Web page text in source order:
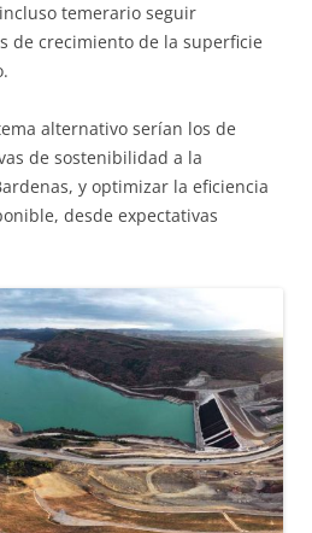
temerario seguir
de crecimiento de la superficie
alternativo serían los de
de sostenibilidad a la
y optimizar la eficiencia
desde expectativas